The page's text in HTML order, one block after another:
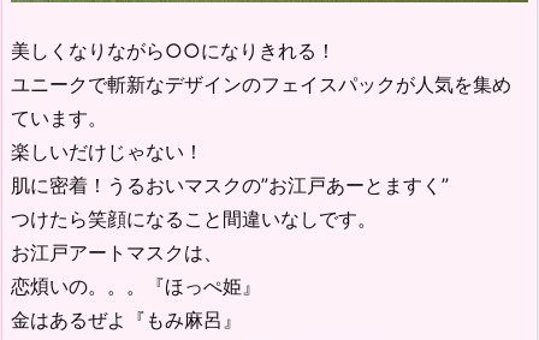
美しくなりながら○○になりきれる！
ユニークで斬新なデザインのフェイスパックが人気を集め
ています。
楽しいだけじゃない！
肌に密着！うるおいマスクの”お江戸あーとますく”
つけたら笑顔になること間違いなしです。
お江戸アートマスクは、
恋煩いの。。。『ほっぺ姫』
金はあるぜよ『もみ麻呂』